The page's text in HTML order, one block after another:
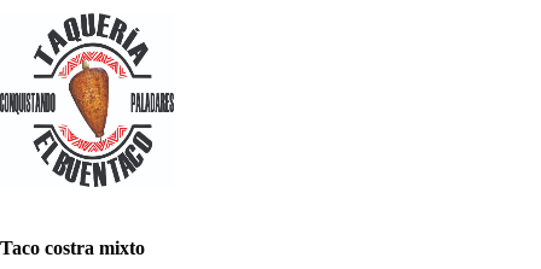
Taco costra mixto